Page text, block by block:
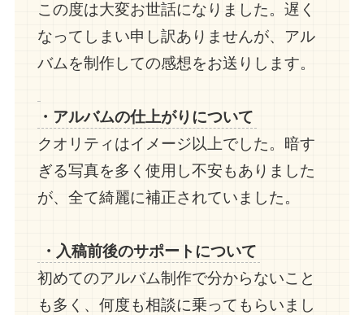
この度は大変お世話になりました。遅く
なってしまい申し訳ありませんが、アル
バムを制作しての感想をお送りします。
・アルバムの仕上がりについて
クオリティはイメージ以上でした。暗す
ぎる写真を多く使用し不安もありました
が、全て綺麗に補正されていました。
・入稿前後のサポートについて
初めてのアルバム制作で分からないこと
も多く、何度も相談に乗ってもらいまし